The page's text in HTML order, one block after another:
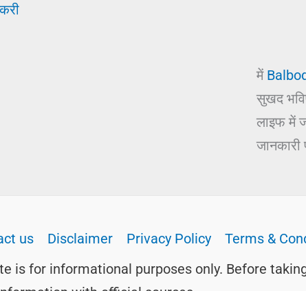
में
सुखद
लाइफ में
जानकारी
us Disclaimer Privacy Policy
Terms &
is for informational purposes only. Before